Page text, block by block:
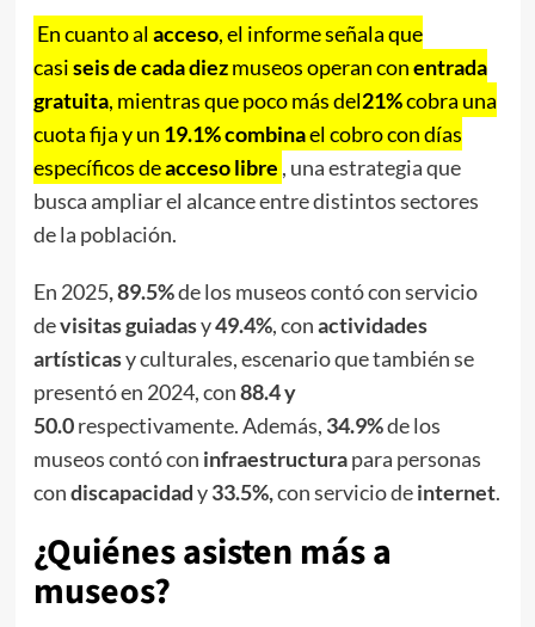
En cuanto alacceso, el informe señala que
casiseis de cada diezmuseos operan conentrada
gratuita, mientras que poco más del21%cobra una
cuota fija y un 19.1%combinael cobro con días
específicos deacceso libre , una estrategia que
busca ampliar el alcance entre distintos sectores
de la población.
En 2025, 89.5%de los museos contó con servicio
devisitas guiadasy49.4%, conactividades
artísticasy culturales, escenario que también se
presentó en 2024, con88.4 y
50.0respectivamente. Además, 34.9%de los
museos contó con infraestructurapara personas
condiscapacidady33.5%,con servicio deinternet.
¿Quiénes asisten más a
museos?